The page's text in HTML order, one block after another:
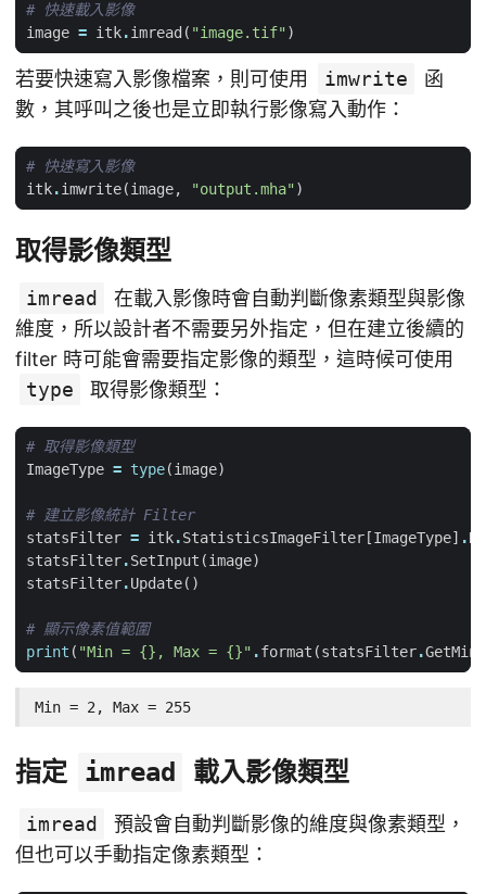
# 快速載入影像
image = itk.imread ( "image.tif")
若要快速寫入影像檔案，則可使用 imwrite
函
數，其呼叫之後也是立即執行影像寫入動作：
# 快速寫入影像
itk.imwrite(image, "output.mha")
取得影像類型
imread
在載入影像時會自動判斷像素類型與影像
維度，所以設計者不需要另外指定，但在建立後續的
filter 時可能會需要指定影像的類型，這時候可使用
type
取得影像類型：
# 取得影像類型
ImageType = type(image)
# 建立影像統計 Filter
statsFilter = itk.StatisticsImageFilter [ImageType] .
statsFilter.SetInput (image)
statsFilter.Update()
# 顯示像素值範圍
print ( "Min = {} , Max = {}" .format (statsFilter.
Min = 2, Max = 255
指定 imread 載入影像類型
imread
預設會自動判斷影像的維度與像素類型，
但也可以手動指定像素類型：